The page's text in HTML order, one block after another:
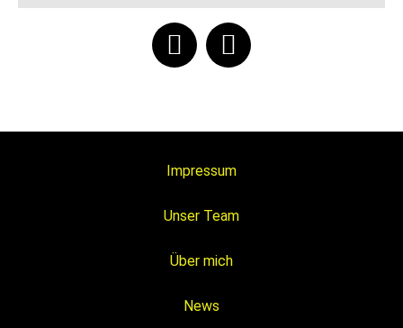
Impressum
Unser Team
Über mich
News